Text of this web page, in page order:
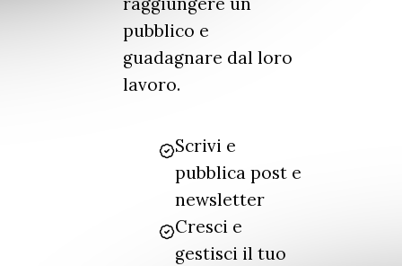
pubblico e
guadagnare dal loro
lavoro.
Scrivi e
pubblica post e
newsletter
Cresci e
gestisci il tuo